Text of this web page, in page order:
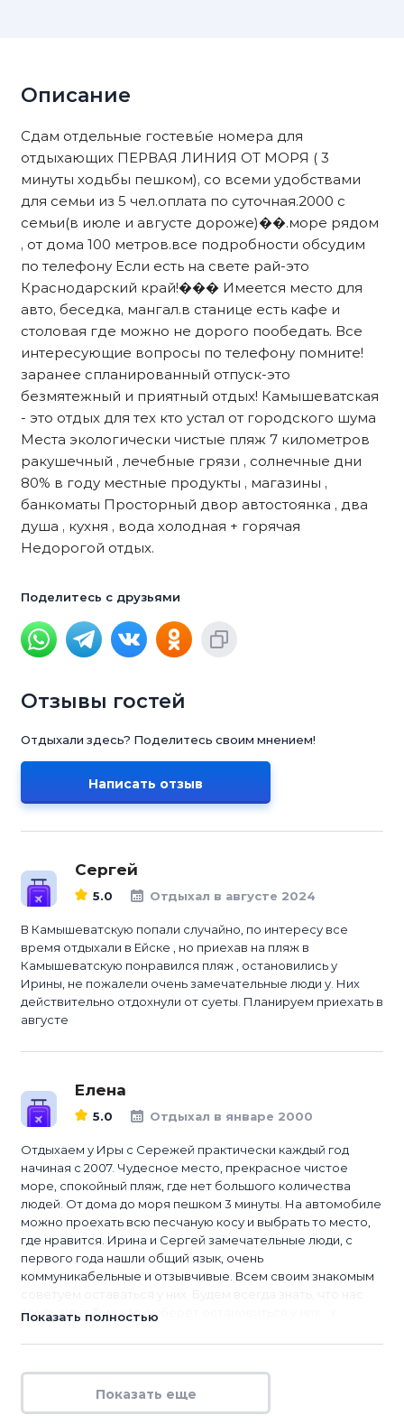
Описание
Сдам отдельные гостевы́е номера для
отдыхающих ПЕРВАЯ ЛИНИЯ ОТ МОРЯ ( 3
минуты ходьбы пешком), со всеми удобствами
для семьи из 5 чел.оплата по суточная.2000 с
семьи(в июле и августе дороже)��.море рядом
, от дома 100 метров.все подробности обсудим
по телефону Если есть на свете рай-это
Краснодарский край!��� Имеется место для
авто, беседка, мангал.в станице есть кафе и
столовая где можно не дорого пообедать. Все
интересующие вопросы по телефону помните!
заранее спланированный отпуск-это
безмятежный и приятный отдых! Камышеватская
- это отдых для тех кто устал от городского шума
Места экологически чистые пляж 7 километров
ракушечный , лечебные грязи , солнечные дни
80% в году местные продукты , магазины ,
банкоматы Просторный двор автостоянка , два
душа , кухня , вода холодная + горячая
Недорогой отдых.
Поделитесь с друзьями
Отзывы гостей
Отдыхали здесь? Поделитесь своим мнением!
Написать отзыв
Сергей
5.0 Отдыхал в августе 2024
В Камышеватскую попали случайно, по интересу все
время отдыхали в Ейске , но приехав на пляж в
Камышеватскую понравился пляж , остановились у
Ирины, не пожалели очень замечательные люди у. Них
действительно отдохнули от суеты. Планируем приехать в
августе
Елена
5.0 Отдыхал в январе 2000
Отдыхаем у Иры с Сережей практически каждый год
начиная с 2007. Чудесное место, прекрасное чистое
море, спокойный пляж, где нет большого количества
людей. От дома до моря пешком 3 минуты. На автомобиле
можно проехать всю песчаную косу и выбрать то место,
где нравится. Ирина и Сергей замечательные люди, с
первого года нашли общий язык, очень
коммуникабельные и отзывчивые. Всем своим знакомым
здесь ждут. Тем, кто выберет остановиться у них - х...
Показать полностью
Показать еще